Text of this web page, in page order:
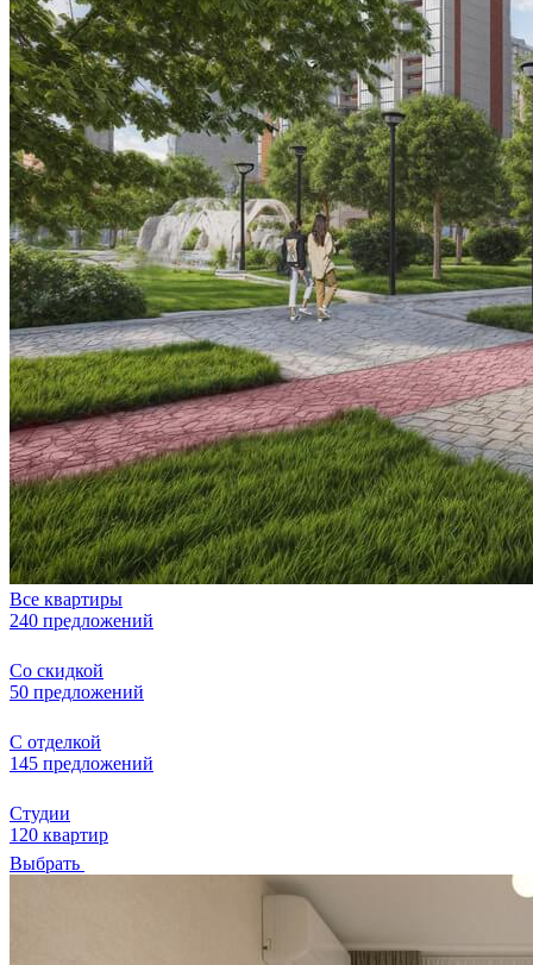
Все квартиры
240 предложений
Со скидкой
50 предложений
С отделкой
145 предложений
Студии
120 квартир
Выбрать